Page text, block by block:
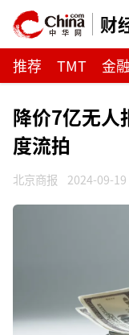
财
推荐 TMT 金融
降价7亿无人
度流拍
北京商报 2024-09-